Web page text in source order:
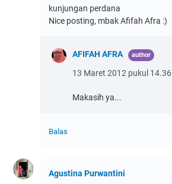
kunjungan perdana
Nice posting, mbak Afifah Afra :)
AFIFAH AFRA
13 Maret 2012 pukul 14.36
Makasih ya...
Balas
Agustina Purwantini